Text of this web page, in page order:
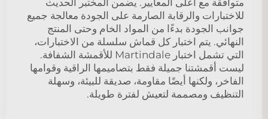
للاختبارات والرقابة الصارمة على الجودة معالجة جميع
جوانب الجودة بدءًا من المواد الخام وحتى المنتج
النهائي. يتم اختبار كل قماش سلسلة من الاختبارات،
التي تشمل اختبار Martindale للأقمشة الشفافة.
ليست أقمشتنا جميلة فقط بتصاميمها الراقية وقوامها
الفاخر، ولكنها أيضًا مقاومة، صديقة للبيئة، وسهلة
التنظيف ومصممة لتعيش لفترة طويلة.